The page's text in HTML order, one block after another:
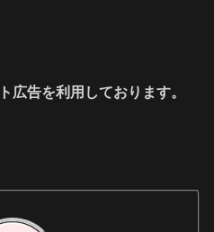
広告を利用しております。